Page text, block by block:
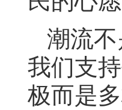
潮流
我们支
极而是